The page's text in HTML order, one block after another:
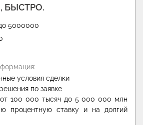
БЫСТРО.
5000000
условия сделки
по заявке
100 000 тысяч до 5 000 000 млн
процентную ставку и на долгий